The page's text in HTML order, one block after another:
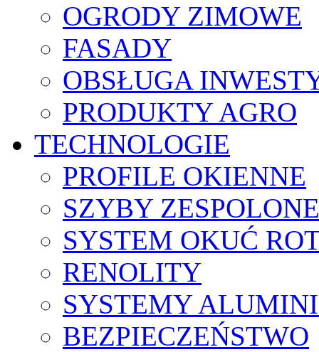
OGRODY ZIMOWE
FASADY
OBSŁUGA
PRODUKTY AGRO
TECHNOLOGIE
PROFILE OKIENNE
SZYBY ZESPOLONE
SYSTEM OKUĆ
RENOLITY
SYSTEMY
BEZPIECZEŃSTWO